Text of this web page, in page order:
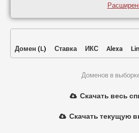
Домен (L) Ставка ИКС Alexa
Доменов в
Скачать весь
Скачать текущую